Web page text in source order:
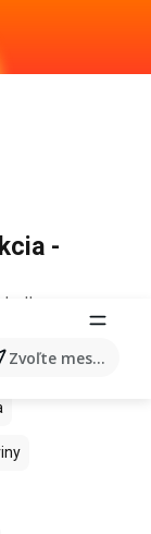
Zvoľte mesto
-